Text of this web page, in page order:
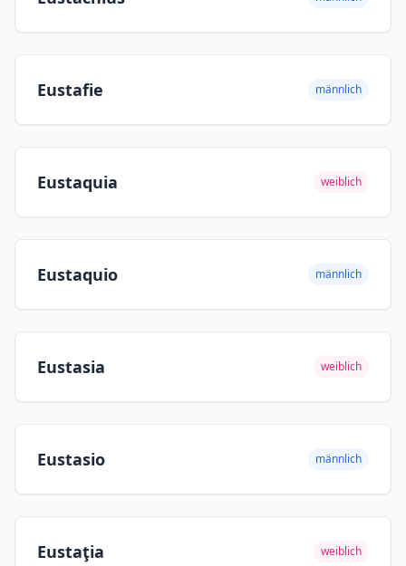
Eustafie männlich
Eustaquia weiblich
Eustaquio männlich
Eustasia weiblich
Eustasio männlich
Eustaţia weiblich